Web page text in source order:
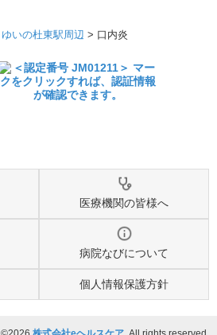
ゆいの杜東駅周辺 > 口内炎
医療機関の皆様へ
病院なびについて
個人情報保護方針